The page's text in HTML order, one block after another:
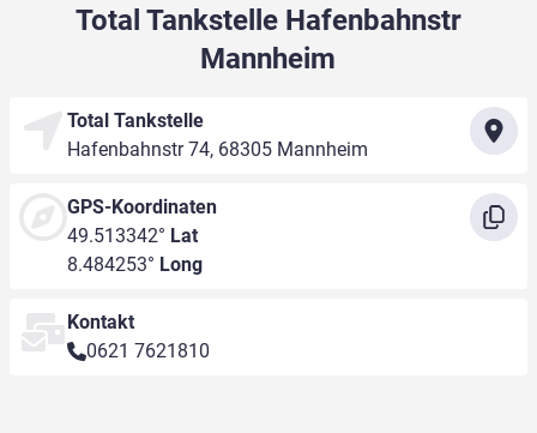
Total Tankstelle Hafenbahnstr
Mannheim
Total Tankstelle
Hafenbahnstr 74, 68305 Mannheim
GPS-Koordinaten
49.513342° Lat
8.484253° Long
Kontakt
0621 7621810